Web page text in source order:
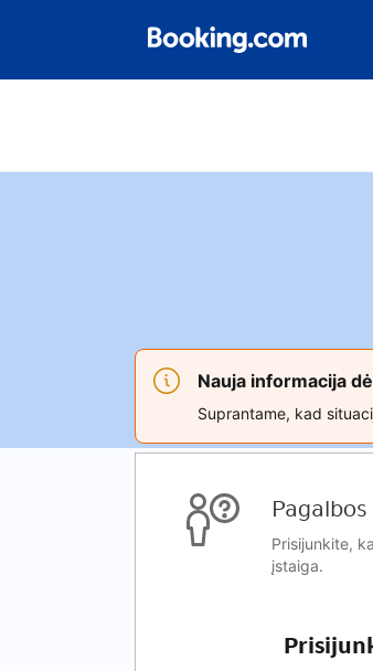
Nauja informacija
Suprantame, kad
Prisijunkite,
įstaiga.